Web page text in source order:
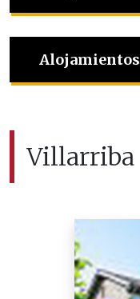
Alojamientos
Villarriba